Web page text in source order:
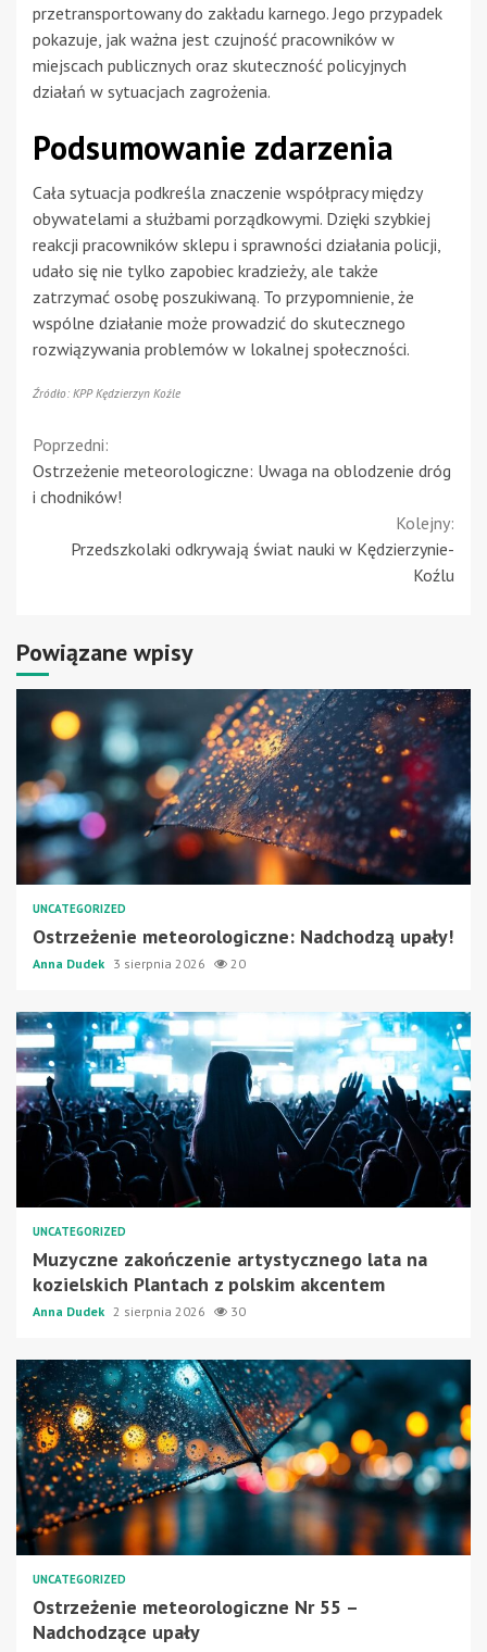
przetransportowany do zakładu karnego. Jego przypadek
pokazuje, jak ważna jest czujność pracowników w
miejscach publicznych oraz skuteczność policyjnych
działań w sytuacjach zagrożenia.
Podsumowanie zdarzenia
Cała sytuacja podkreśla znaczenie współpracy między
obywatelami a służbami porządkowymi. Dzięki szybkiej
reakcji pracowników sklepu i sprawności działania policji,
udało się nie tylko zapobiec kradzieży, ale także
zatrzymać osobę poszukiwaną. To przypomnienie, że
wspólne działanie może prowadzić do skutecznego
rozwiązywania problemów w lokalnej społeczności.
Źródło: KPP Kędzierzyn Koźle
Continue
Reading
Poprzedni:
Ostrzeżenie meteorologiczne: Uwaga na oblodzenie dróg
i chodników!
Kolejny:
Przedszkolaki odkrywają świat nauki w Kędzierzynie-
Koźlu
Powiązane wpisy
UNCATEGORIZED
Ostrzeżenie meteorologiczne: Nadchodzą upały!
Anna Dudek 3 sierpnia 2026 20
UNCATEGORIZED
Muzyczne zakończenie artystycznego lata na
kozielskich Plantach z polskim akcentem
Anna Dudek 2 sierpnia 2026 30
UNCATEGORIZED
Ostrzeżenie meteorologiczne Nr 55 –
Nadchodzące upały